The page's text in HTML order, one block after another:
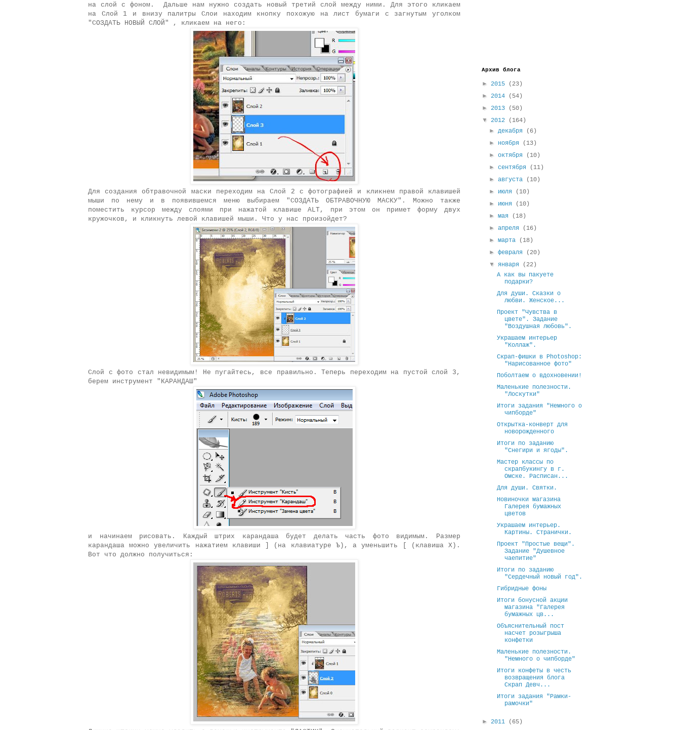
на слой с фоном.
Дальше нам нужно создать новый третий слой между ними. Для этого кликаем
на Слой 1 и внизу палитры Слои находим кнопку похожую на лист бумаги с загнутым уголком
"СОЗДАТЬ НОВЫЙ СЛОЙ" , кликаем на него:
Для создания обтравочной маски переходим на Слой 2 с фотографией и кликнем правой клавишей
мыши по нему и в появившемся меню выбираем "СОЗДАТЬ ОБТРАВОЧНУЮ МАСКУ". Можно также
поместить курсор между слоями при нажатой клавише ALT, при этом он примет форму двух
кружочков, и кликнуть левой клавишей мыши. Что у нас произойдет?
Слой с фото стал невидимым! Не пугайтесь, все правильно. Теперь переходим на пустой слой 3,
берем инструмент "КАРАНДАШ"
и начинаем рисовать. Каждый штрих карандаша будет делать часть фото видимым. Размер
карандаша можно увеличить нажатием клавиши ] (на клавиатуре Ъ), а уменьшить [ (клавиша Х).
Вот что должно получиться:
Архив блога
► 2015
(23)
► 2014
(54)
► 2013
(50)
▼ 2012
(164)
►декабря
(6)
► ноября
(13)
►октября
(10)
►сентября
(11)
►августа
(10)
► июля
(10)
► июня
(10)
►мая
(18)
►апреля
(16)
►марта
(18)
►февраля
(20)
▼января
(22)
А как вы пакуете
подарки?
Для души. Сказки о
любви. Женское...
Проект "Чувства в
цвете". Задание
"Воздушная любовь".
Украшаем интерьер
"Коллаж".
Скрап-фишки в Photoshop:
"Нарисованное фото"
Поболтаем о вдохновении!
Маленькие полезности.
"Лоскутки"
Итоги задания "Немного о
чипборде"
Открытка-конверт для
новорожденного
Итоги по заданию
"Снегири и ягоды".
Мастер классы по
скрапбукингу в г.
Омске. Расписан...
Для души. Святки.
Новиночки магазина
Галерея бумажных
цветов
Украшаем интерьер.
Картины. Странички.
Проект "Простые вещи".
Задание "Душевное
чаепитие"
Итоги по заданию
"Сердечный новый год".
Гибридные фоны
Итоги бонусной акции
магазина "Галерея
бумажных цв...
Объяснительный пост
насчет розыгрыша
конфетки
Маленькие полезности.
"Немного о чипборде"
Итоги конфеты в честь
возвращения блога
Скрап Девч...
Итоги задания "Рамки-
рамочки"
► 2011 (65)